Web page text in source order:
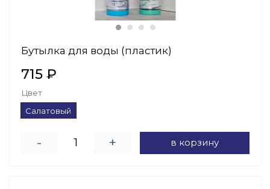
Бутылка для воды (пластик)
715 ₽
Цвет
Салатовый
- + в корзину